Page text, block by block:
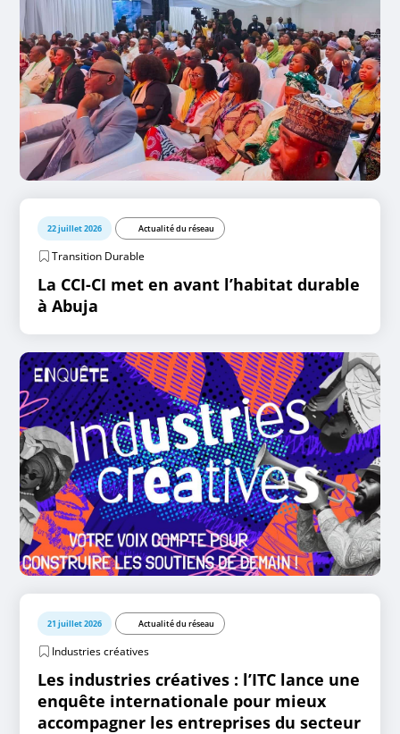
22 juillet 2026 Actualité du réseau
Transition Durable
La CCI-CI met en avant l’habitat durable
à Abuja
21 juillet 2026 Actualité du réseau
Industries créatives
Les industries créatives : l’ITC lance une
enquête internationale pour mieux
accompagner les entreprises du secteur